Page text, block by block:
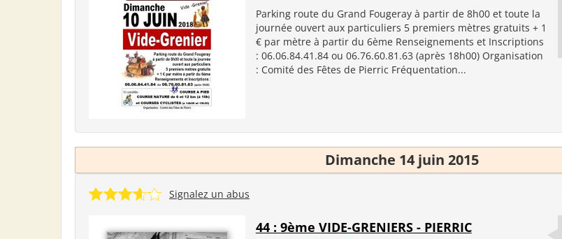
Parking route du Grand Fougeray à partir de 8h00 et toute la
journée ouvert aux particuliers 5 premiers mètres gratuits + 1
€ par mètre à partir du 6ème Renseignements et Inscriptions
: 06.06.84.41.84 ou 06.76.60.81.63 (après 18h00) Organisation
: Comité des Fêtes de Pierric Fréquentation...
Dimanche 14 juin 2015
Signalez un abus
44 : 9ème VIDE-GRENIERS - PIERRIC